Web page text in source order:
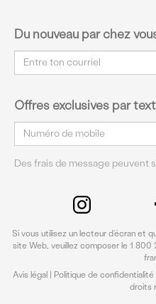
Du nouveau par chez
Courriel
Offres exclusives par
Courriel
Des frais de message peuvent
Avis légal| Politique de confidentialité
droits
Si vous utilisez un lecteur d’écran et
site Web, veuillez composer le 1 800